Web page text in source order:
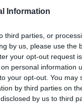
Information
third parties, or
by us, please use the
your opt-out request
personal information
your opt-out. You may
by third parties on
by us to third